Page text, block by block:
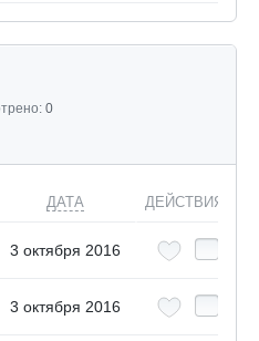
0
ДАТА ДЕЙСТВИЯ
3 октября 2016
3 октября 2016